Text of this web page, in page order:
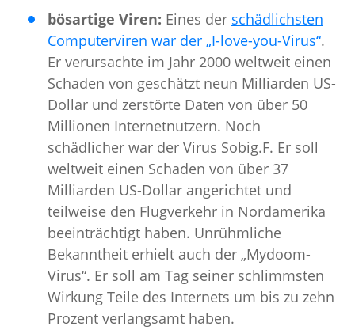
bösartige Viren: Eines der schädlichsten
Computerviren war der „I-love-you-Virus“.
Er verursachte im Jahr 2000 weltweit einen
Schaden von geschätzt neun Milliarden US-
Dollar und zerstörte Daten von über 50
Millionen Internetnutzern. Noch
schädlicher war der Virus Sobig.F. Er soll
weltweit einen Schaden von über 37
Milliarden US-Dollar angerichtet und
teilweise den Flugverkehr in Nordamerika
beeinträchtigt haben. Unrühmliche
Bekanntheit erhielt auch der „Mydoom-
Virus“. Er soll am Tag seiner schlimmsten
Wirkung Teile des Internets um bis zu zehn
Prozent verlangsamt haben.